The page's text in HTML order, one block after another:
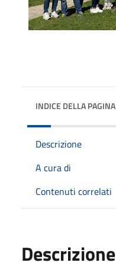
INDICE DELLA PAGINA
Descrizione
A cura di
Contenuti correlati
Descrizione